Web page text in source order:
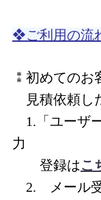
❖ご利用の流
⁑初めてのお
見積依頼
1.「ユーザ
力
登録はこ
2. メール